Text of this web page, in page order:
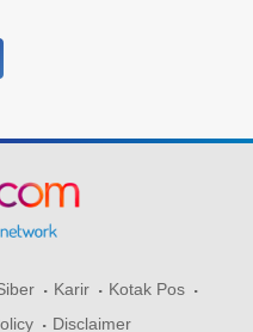
Karir
Kotak Pos
Disclaimer